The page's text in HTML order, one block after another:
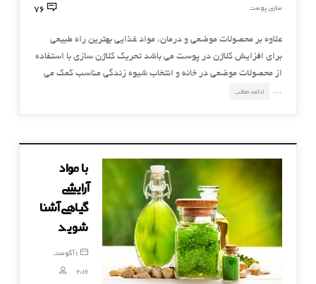
سازی پوست
76
علاوه بر محصولات موضعی و درمان، مواد غذایی بهترین راه طبیعی
برای افزایش کلاژن در پوست می باشد تحریک کلاژن سازی با استفاده
از محصولات موضعی در خانه و انتخاب شیوه زندگی مناسب کمک می
…
ادامه مطلب
با مواد
آرایشی
گیاهی آشنا
شوید
1 آگوست,
2016